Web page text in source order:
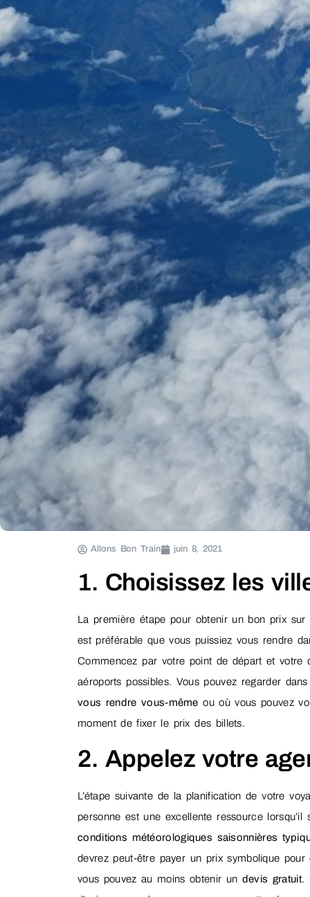
Allons Bon Train juin 8, 2021
1. Choisissez les
La première étape pour obtenir un bon prix
est préférable que vous puissiez vous rendre
Commencez par votre point de départ et votre
aéroports possibles. Vous pouvez regarder
vous rendre vous-même ou où vous pouvez
moment de fixer le prix des billets.
2. Appelez votre
L’étape suivante de la planification de votre
personne est une excellente ressource lorsqu’il
conditions météorologiques saisonnières
devrez peut-être payer un prix symbolique
vous pouvez au moins obtenir un devis gratuit.